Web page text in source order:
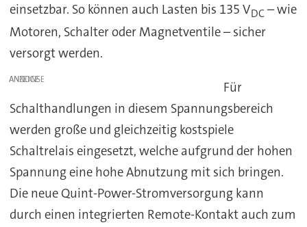
einsetzbar. So können auch Lasten bis 135 VDC– wie
Motoren, Schalter oder Magnetventile – sicher
versorgt werden.
ANZEIGE
Für
Schalthandlungen in diesem Spannungsbereich
werden große und gleichzeitig kostspiele
Schaltrelais eingesetzt, welche aufgrund der hohen
Spannung eine hohe Abnutzung mit sich bringen.
Die neue Quint-Power-Stromversorgung kann
durch einen integrierten Remote-Kontakt auch zum